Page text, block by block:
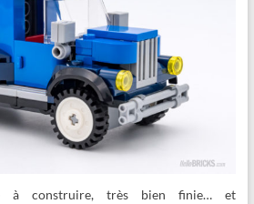
à construire, très bien finie… et